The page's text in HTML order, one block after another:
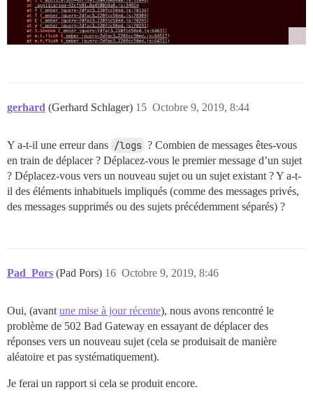
gerhard (Gerhard Schlager) Octobre 9, 2019, 8:44
15
Y a-t-il une erreur dans /logs ? Combien de messages êtes-vous
en train de déplacer ? Déplacez-vous le premier message d’un sujet
? Déplacez-vous vers un nouveau sujet ou un sujet existant ? Y a-t-
il des éléments inhabituels impliqués (comme des messages privés,
des messages supprimés ou des sujets précédemment séparés) ?
Pad_Pors (Pad Pors) Octobre 9, 2019, 8:46
16
Oui, (avant une mise à jour récente), nous avons rencontré le
problème de 502 Bad Gateway en essayant de déplacer des
réponses vers un nouveau sujet (cela se produisait de manière
aléatoire et pas systématiquement).
Je ferai un rapport si cela se produit encore.